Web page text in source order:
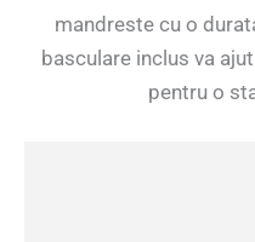
mandreste cu o
basculare inclus va
pentru o